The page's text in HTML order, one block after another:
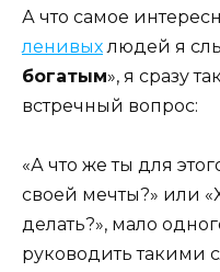
А что самое
ленивыхлюдей я
богатым», я сразу
встречный вопрос:
«А что же ты для
своей мечты?» или
делать?», мало
руководить такими